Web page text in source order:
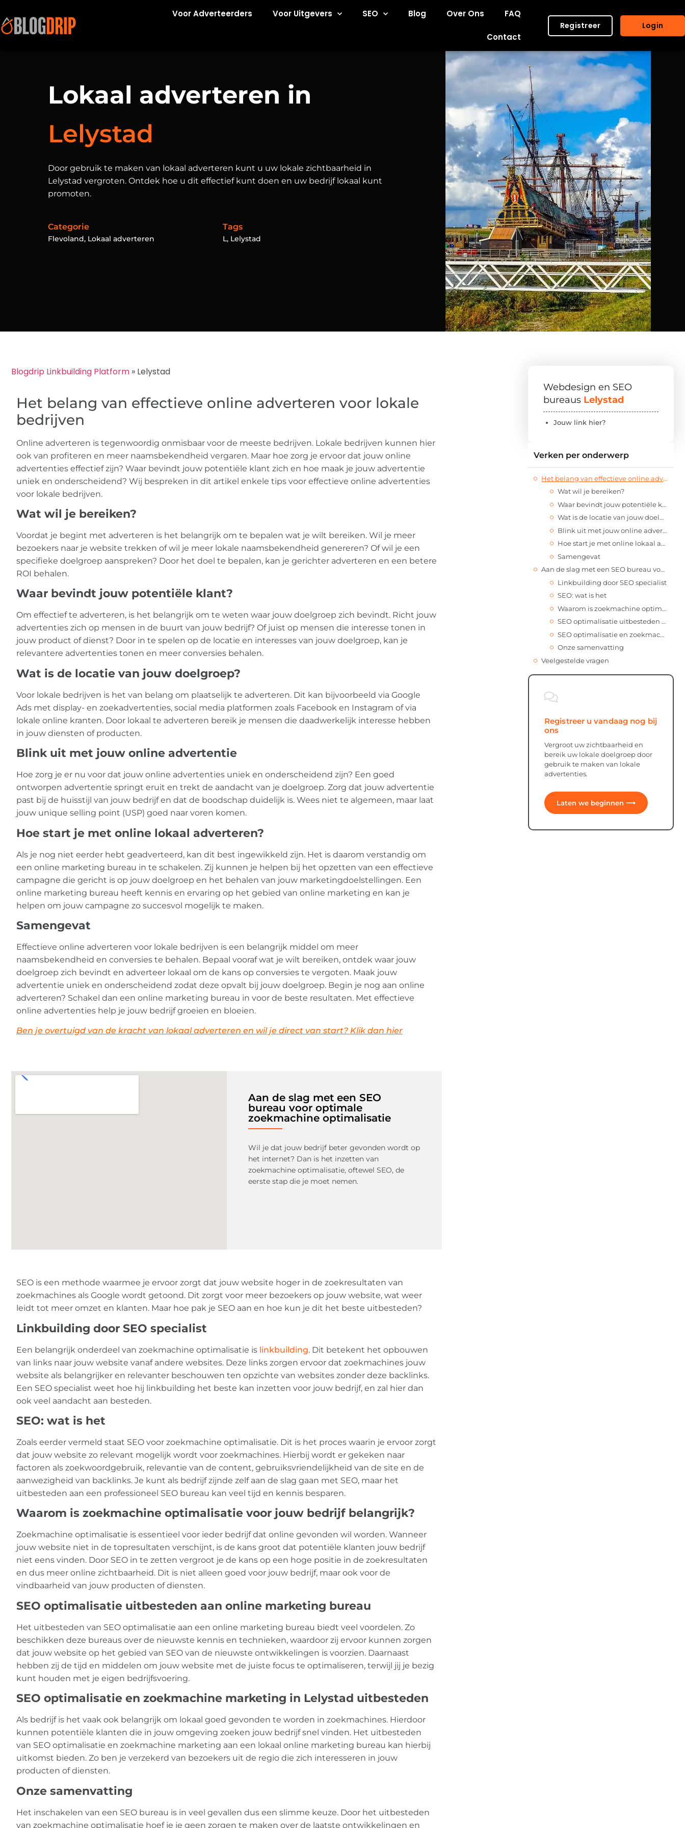
Voor Adverteerders Voor Uitgevers SEO Blog Over Ons FAQ
Contact
Registreer Login
Lokaal adverteren in
Lelystad
Door gebruik te maken van lokaal adverteren kunt u uw lokale zichtbaarheid in
Lelystad vergroten. Ontdek hoe u dit effectief kunt doen en uw bedrijf lokaal kunt
promoten.
Categorie
Flevoland, Lokaal adverteren
Tags
L, Lelystad
Blogdrip Linkbuilding Platform » Lelystad
Het belang van effectieve online adverteren voor lokale
bedrijven
Online adverteren is tegenwoordig onmisbaar voor de meeste bedrijven. Lokale bedrijven kunnen hier
ook van profiteren en meer naamsbekendheid vergaren. Maar hoe zorg je ervoor dat jouw online
advertenties effectief zijn? Waar bevindt jouw potentiële klant zich en hoe maak je jouw advertentie
uniek en onderscheidend? Wij bespreken in dit artikel enkele tips voor effectieve online advertenties
voor lokale bedrijven.
Wat wil je bereiken?
Voordat je begint met adverteren is het belangrijk om te bepalen wat je wilt bereiken. Wil je meer
bezoekers naar je website trekken of wil je meer lokale naamsbekendheid genereren? Of wil je een
specifieke doelgroep aanspreken? Door het doel te bepalen, kan je gerichter adverteren en een betere
ROI behalen.
Waar bevindt jouw potentiële klant?
Om effectief te adverteren, is het belangrijk om te weten waar jouw doelgroep zich bevindt. Richt jouw
advertenties zich op mensen in de buurt van jouw bedrijf? Of juist op mensen die interesse tonen in
jouw product of dienst? Door in te spelen op de locatie en interesses van jouw doelgroep, kan je
relevantere advertenties tonen en meer conversies behalen.
Wat is de locatie van jouw doelgroep?
Voor lokale bedrijven is het van belang om plaatselijk te adverteren. Dit kan bijvoorbeeld via Google
Ads met display- en zoekadvertenties, social media platformen zoals Facebook en Instagram of via
lokale online kranten. Door lokaal te adverteren bereik je mensen die daadwerkelijk interesse hebben
in jouw diensten of producten.
Blink uit met jouw online advertentie
Hoe zorg je er nu voor dat jouw online advertenties uniek en onderscheidend zijn? Een goed
ontworpen advertentie springt eruit en trekt de aandacht van je doelgroep. Zorg dat jouw advertentie
past bij de huisstijl van jouw bedrijf en dat de boodschap duidelijk is. Wees niet te algemeen, maar laat
jouw unique selling point (USP) goed naar voren komen.
Hoe start je met online lokaal adverteren?
Als je nog niet eerder hebt geadverteerd, kan dit best ingewikkeld zijn. Het is daarom verstandig om
een online marketing bureau in te schakelen. Zij kunnen je helpen bij het opzetten van een effectieve
campagne die gericht is op jouw doelgroep en het behalen van jouw marketingdoelstellingen. Een
online marketing bureau heeft kennis en ervaring op het gebied van online marketing en kan je
helpen om jouw campagne zo succesvol mogelijk te maken.
Samengevat
Effectieve online adverteren voor lokale bedrijven is een belangrijk middel om meer
naamsbekendheid en conversies te behalen. Bepaal vooraf wat je wilt bereiken, ontdek waar jouw
doelgroep zich bevindt en adverteer lokaal om de kans op conversies te vergoten. Maak jouw
advertentie uniek en onderscheidend zodat deze opvalt bij jouw doelgroep. Begin je nog aan online
adverteren? Schakel dan een online marketing bureau in voor de beste resultaten. Met effectieve
online advertenties help je jouw bedrijf groeien en bloeien.
Ben je overtuigd van de kracht van lokaal adverteren en wil je direct van start? Klik dan hier
Aan de slag met een SEO
bureau voor optimale
zoekmachine optimalisatie
Wil je dat jouw bedrijf beter gevonden wordt op
het internet? Dan is het inzetten van
zoekmachine optimalisatie, oftewel SEO, de
eerste stap die je moet nemen.
SEO is een methode waarmee je ervoor zorgt dat jouw website hoger in de zoekresultaten van
zoekmachines als Google wordt getoond. Dit zorgt voor meer bezoekers op jouw website, wat weer
leidt tot meer omzet en klanten. Maar hoe pak je SEO aan en hoe kun je dit het beste uitbesteden?
Linkbuilding door SEO specialist
Een belangrijk onderdeel van zoekmachine optimalisatie is linkbuilding. Dit betekent het opbouwen
van links naar jouw website vanaf andere websites. Deze links zorgen ervoor dat zoekmachines jouw
website als belangrijker en relevanter beschouwen ten opzichte van websites zonder deze backlinks.
Een SEO specialist weet hoe hij linkbuilding het beste kan inzetten voor jouw bedrijf, en zal hier dan
ook veel aandacht aan besteden.
SEO: wat is het
Zoals eerder vermeld staat SEO voor zoekmachine optimalisatie. Dit is het proces waarin je ervoor zorgt
dat jouw website zo relevant mogelijk wordt voor zoekmachines. Hierbij wordt er gekeken naar
factoren als zoekwoordgebruik, relevantie van de content, gebruiksvriendelijkheid van de site en de
aanwezigheid van backlinks. Je kunt als bedrijf zijnde zelf aan de slag gaan met SEO, maar het
uitbesteden aan een professioneel SEO bureau kan veel tijd en kennis besparen.
Waarom is zoekmachine optimalisatie voor jouw bedrijf belangrijk?
Zoekmachine optimalisatie is essentieel voor ieder bedrijf dat online gevonden wil worden. Wanneer
jouw website niet in de topresultaten verschijnt, is de kans groot dat potentiële klanten jouw bedrijf
niet eens vinden. Door SEO in te zetten vergroot je de kans op een hoge positie in de zoekresultaten
en dus meer online zichtbaarheid. Dit is niet alleen goed voor jouw bedrijf, maar ook voor de
vindbaarheid van jouw producten of diensten.
SEO optimalisatie uitbesteden aan online marketing bureau
Het uitbesteden van SEO optimalisatie aan een online marketing bureau biedt veel voordelen. Zo
beschikken deze bureaus over de nieuwste kennis en technieken, waardoor zij ervoor kunnen zorgen
dat jouw website op het gebied van SEO van de nieuwste ontwikkelingen is voorzien. Daarnaast
hebben zij de tijd en middelen om jouw website met de juiste focus te optimaliseren, terwijl jij je bezig
kunt houden met je eigen bedrijfsvoering.
SEO optimalisatie en zoekmachine marketing in Lelystad uitbesteden
Als bedrijf is het vaak ook belangrijk om lokaal goed gevonden te worden in zoekmachines. Hierdoor
kunnen potentiële klanten die in jouw omgeving zoeken jouw bedrijf snel vinden. Het uitbesteden
van SEO optimalisatie en zoekmachine marketing aan een lokaal online marketing bureau kan hierbij
uitkomst bieden. Zo ben je verzekerd van bezoekers uit de regio die zich interesseren in jouw
producten of diensten.
Onze samenvatting
Het inschakelen van een SEO bureau is in veel gevallen dus een slimme keuze. Door het uitbesteden
van zoekmachine optimalisatie hoef je je geen zorgen te maken over de laatste ontwikkelingen en
Webdesign en SEO
bureaus Lelystad
Jouw link hier?
Verken per onderwerp
Het belang van effectieve online adverteren voor lokale bedrijven
Wat wil je bereiken?
Waar bevindt jouw potentiële klant?
Wat is de locatie van jouw doelgroep?
Blink uit met jouw online advertentie
Hoe start je met online lokaal adverteren?
Samengevat
Aan de slag met een SEO bureau voor optimale zoekmachine optimalisatie
Linkbuilding door SEO specialist
SEO: wat is het
Waarom is zoekmachine optimalisatie voor jouw bedrijf belangrijk?
SEO optimalisatie uitbesteden aan online marketing bureau
SEO optimalisatie en zoekmachine marketing in Lelystad uitbesteden
Onze samenvatting
Veelgestelde vragen
Registreer u vandaag nog bij
ons
Vergroot uw zichtbaarheid en
bereik uw lokale doelgroep door
gebruik te maken van lokale
advertenties.
Laten we beginnen ⟶